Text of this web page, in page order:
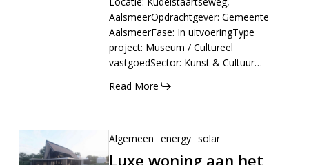
AalsmeerOpdrachtgever: Gemeente
AalsmeerFase: In uitvoeringType
project: Museum / Cultureel
vastgoedSector: Kunst & Cultuur…
Read More
Algemeen energy solar
Luxe woning aan het